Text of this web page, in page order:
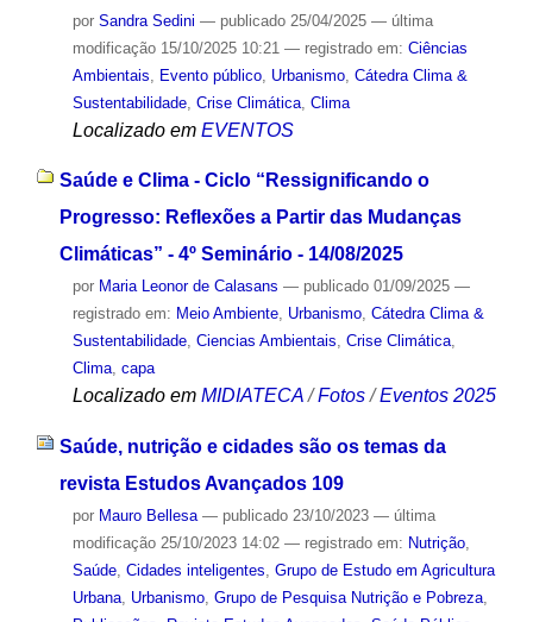
por Sandra Sedini — publicado25/04/2025 — última
modificação15/10/2025 10:21 — registrado em: Ciências
Ambientais
Evento público, Urbanismo, Cátedra Clima &
Sustentabilidade, Crise Climática, Clima
Localizado em EVENTOS
Saúde e Clima - Ciclo “Ressignificando o
Progresso: Reflexões a Partir das Mudanças
Climáticas” - 4º Seminário - 14/08/2025
por Maria Leonor de Calasans — publicado01/09/2025 —
registrado em: Meio Ambiente, Urbanismo, Cátedra Clima &
Sustentabilidade, Ciencias Ambientais, Crise Climática,
Clima, capa
Localizado em MIDIATECA /Fotos /Eventos 2025
Saúde, nutrição e cidades são os temas da
revista Estudos Avançados 109
por Mauro Bellesa — publicado23/10/2023 — última
modificação25/10/2023 14:02 — registrado em: Nutrição,
Saúde, Cidades inteligentes, Grupo de Estudo em Agricultura
Urbana, Urbanismo, Grupo de Pesquisa Nutrição e Pobreza,